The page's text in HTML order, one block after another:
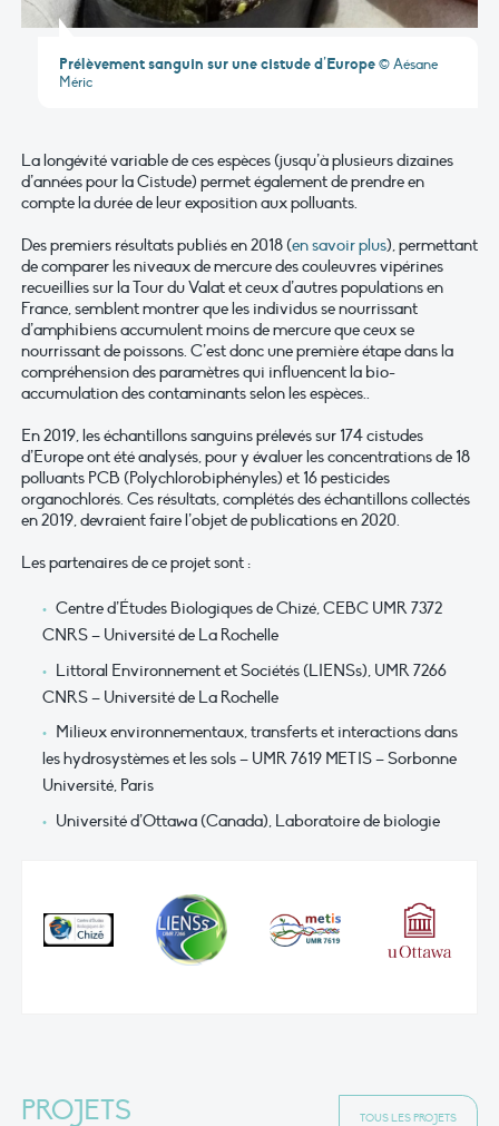
Prélèvement sanguin sur une cistude d’Europe© Aésane
Méric
La longévité variable de ces espèces (jusqu’à plusieurs dizaines
d’années pour la Cistude) permet également de prendre en
compte la durée de leur exposition aux polluants.
Des premiers résultats publiés en 2018 (en savoir plus), permettant
de comparer les niveaux de mercure des couleuvres vipérines
recueillies sur la Tour du Valat et ceux d’autres populations en
France, semblent montrer que les individus se nourrissant
d’amphibiens accumulent moins de mercure que ceux se
nourrissant de poissons. C’est donc une première étape dans la
compréhension des paramètres qui influencent la bio-
accumulation des contaminants selon les espèces..
En 2019, les échantillons sanguins prélevés sur 174 cistudes
d’Europe ont été analysés, pour y évaluer les concentrations de 18
polluants PCB (Polychlorobiphényles) et 16 pesticides
organochlorés. Ces résultats, complétés des échantillons collectés
en 2019, devraient faire l’objet de publications en 2020.
Les partenaires de ce projet sont :
Centre d’Études Biologiques de Chizé, CEBC UMR 7372
CNRS – Université de La Rochelle
Littoral Environnement et Sociétés (LIENSs), UMR 7266
CNRS – Université de La Rochelle
Milieux environnementaux, transferts et interactions dans
les hydrosystèmes et les sols – UMR 7619 METIS – Sorbonne
Université, Paris
Université d’Ottawa (Canada), Laboratoire de biologie
PROJETS
TOUS LES PROJETS